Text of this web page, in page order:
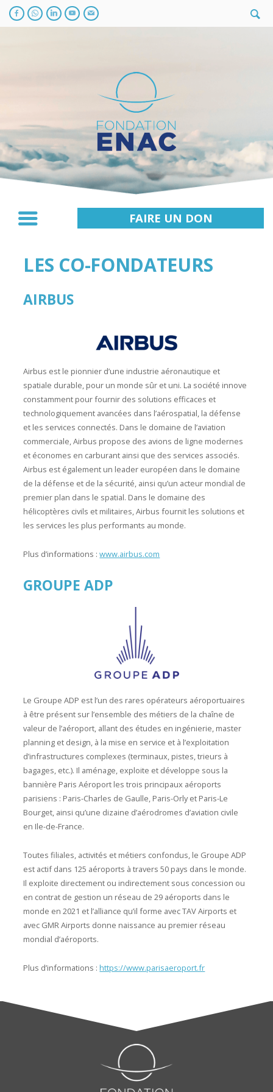
FAIRE UN DON
LES CO-FONDATEURS
AIRBUS
Airbus est le pionnier d’une industrie aéronautique et
spatiale durable, pour un monde sûr et uni. La société innove
constamment pour fournir des solutions efficaces et
technologiquement avancées dans l’aérospatial, la défense
et les services connectés. Dans le domaine de l’aviation
commerciale, Airbus propose des avions de ligne modernes
et économes en carburant ainsi que des services associés.
Airbus est également un leader européen dans le domaine
de la défense et de la sécurité, ainsi qu’un acteur mondial de
premier plan dans le spatial. Dans le domaine des
hélicoptères civils et militaires, Airbus fournit les solutions et
les services les plus performants au monde.
Plus d’informations :www.airbus.com
GROUPE ADP
Le Groupe ADP est l’un des rares opérateurs aéroportuaires
à être présent sur l’ensemble des métiers de la chaîne de
valeur de l’aéroport, allant des études en ingénierie, master
planning et design, à la mise en service et à l’exploitation
d’infrastructures complexes (terminaux, pistes, trieurs à
bagages, etc.). Il aménage, exploite et développe sous la
bannière Paris Aéroport les trois principaux aéroports
parisiens : Paris-Charles de Gaulle, Paris-Orly et Paris-Le
Bourget, ainsi qu’une dizaine d’aérodromes d’aviation civile
en Ile-de-France.
Toutes filiales, activités et métiers confondus, le Groupe ADP
est actif dans 125 aéroports à travers 50 pays dans le monde.
Il exploite directement ou indirectement sous concession ou
en contrat de gestion un réseau de 29 aéroports dans le
monde en 2021 et l’alliance qu’il forme avec TAV Airports et
avec GMR Airports donne naissance au premier réseau
mondial d’aéroports.
Plus d’informations :https://www.parisaeroport.fr